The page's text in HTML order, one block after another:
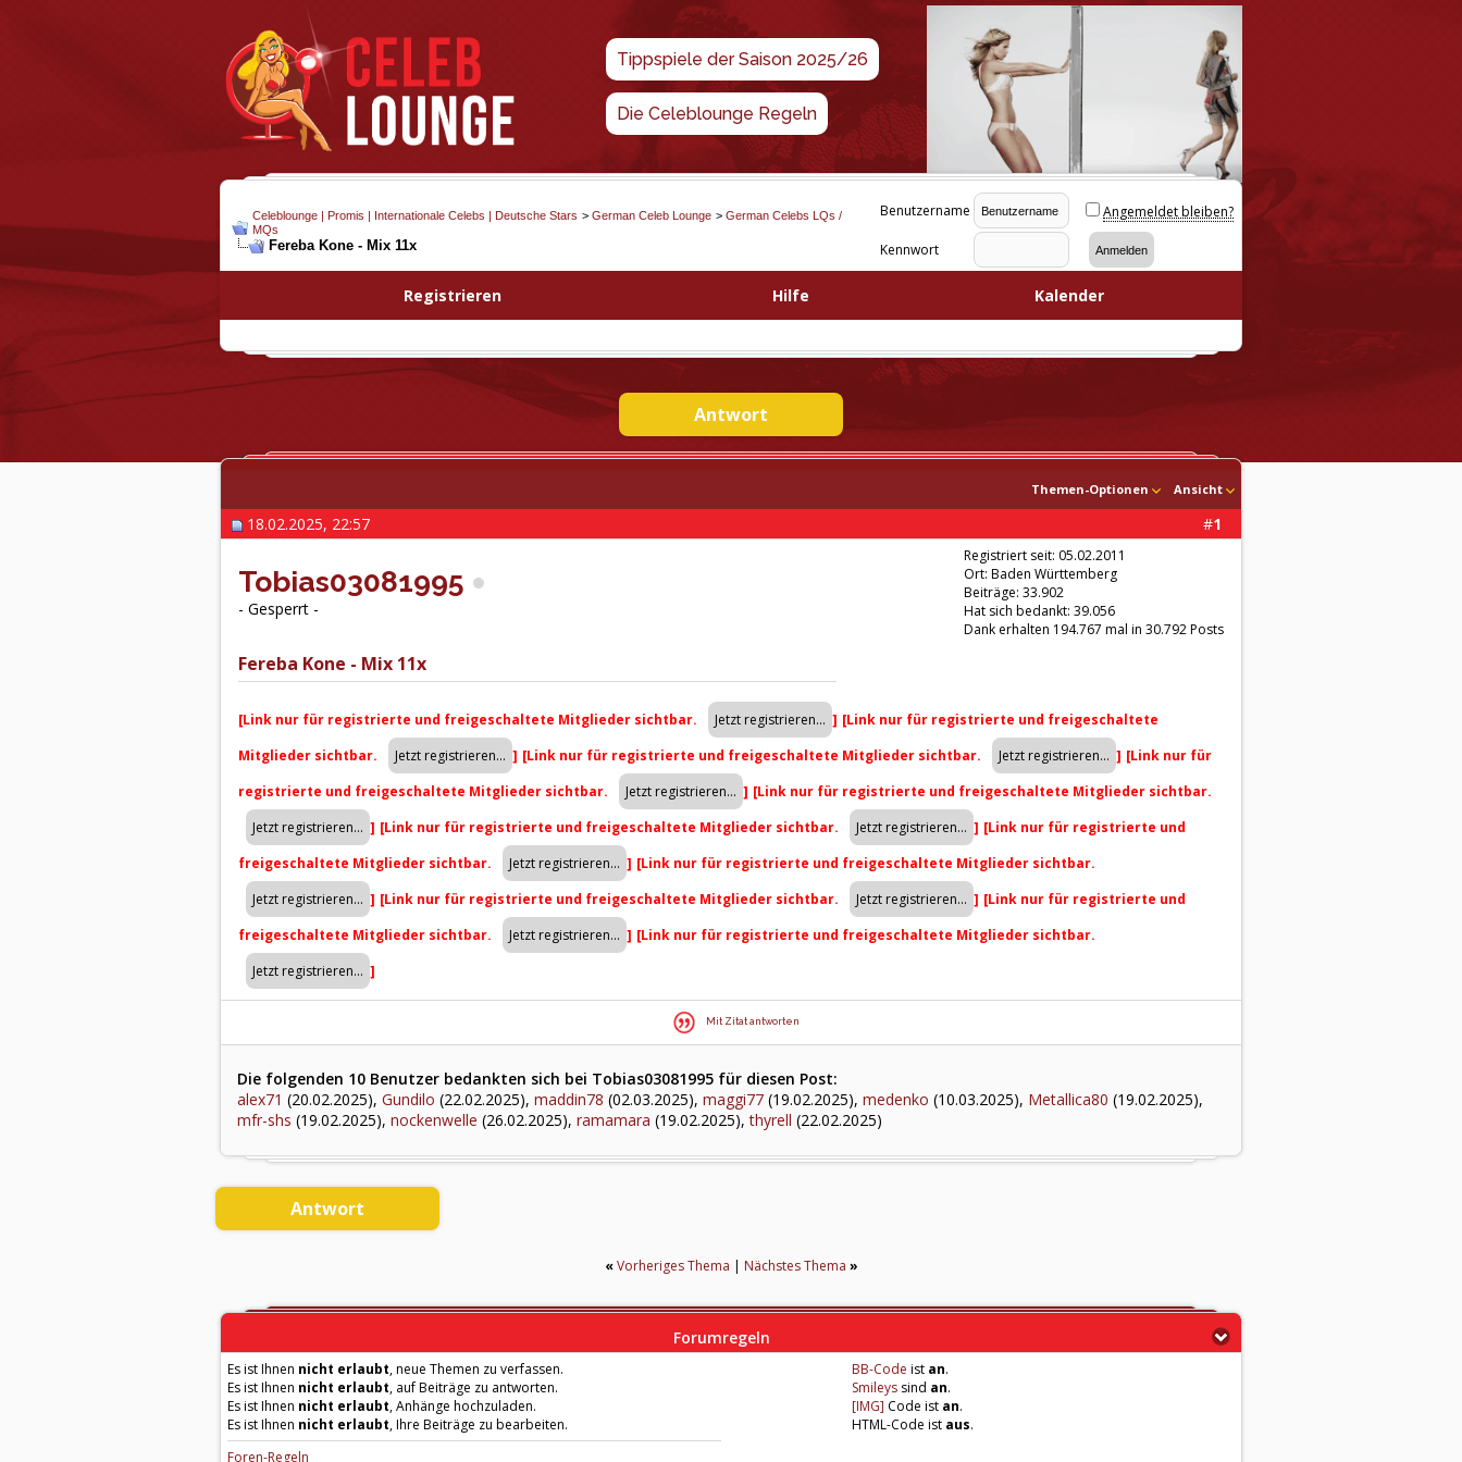
Tippspiele der Saison 2025/26
Die Celeblounge Regeln
Celeblounge | Promis | Internationale Celebs | Deutsche Stars > German Celeb Lounge > German Celebs LQs /
MQs
Fereba Kone - Mix 11x
Benutzername Angemeldet bleiben?
Kennwort
Registrieren Hilfe Kalender
Antwort
Themen-Optionen Ansicht
#1
18.02.2025, 22:57
Tobias03081995
- Gesperrt -
Registriert seit: 05.02.2011
Ort: Baden Württemberg
Beiträge: 33.902
Hat sich bedankt: 39.056
Dank erhalten 194.767 mal in 30.792 Posts
Fereba Kone - Mix 11x
[Link nur für registrierte und freigeschaltete Mitglieder sichtbar. ] [Link nur für registrierte und freigeschaltete
Mitglieder sichtbar.
] [Link nur für registrierte und freigeschaltete Mitglieder sichtbar. ] [Link nur für
registrierte und freigeschaltete Mitglieder sichtbar.
] [Link nur für registrierte und freigeschaltete Mitglieder sichtbar.
] [Link nur für registrierte und freigeschaltete Mitglieder sichtbar. ] [Link nur für registrierte und
freigeschaltete Mitglieder sichtbar.
] [Link nur für registrierte und freigeschaltete Mitglieder sichtbar.
] [Link nur für registrierte und freigeschaltete Mitglieder sichtbar. ] [Link nur für registrierte und
freigeschaltete Mitglieder sichtbar.
] [Link nur für registrierte und freigeschaltete Mitglieder sichtbar.
]
Mit Zitat antworten
Die folgenden 10 Benutzer bedankten sich bei Tobias03081995 für diesen Post:
alex71 (20.02.2025), Gundilo (22.02.2025), maddin78 (02.03.2025), maggi77 (19.02.2025), medenko (10.03.2025), Metallica80 (19.02.2025),
mfr-shs (19.02.2025), nockenwelle (26.02.2025), ramamara (19.02.2025),thyrell (22.02.2025)
Antwort
« Vorheriges Thema | Nächstes Thema »
Forumregeln
Es ist Ihnen nicht erlaubt, neue Themen zu verfassen.
Es ist Ihnen nicht erlaubt, auf Beiträge zu antworten.
Es ist Ihnen nicht erlaubt, Anhänge hochzuladen.
Es ist Ihnen nicht erlaubt, Ihre Beiträge zu bearbeiten.
Foren-Regeln
BB-Code ist an.
Smileys sind an.
[IMG] Code ist an.
HTML-Code ist aus.